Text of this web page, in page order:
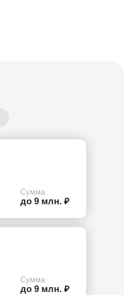
Сумма
до 9 млн. ₽
Сумма
до 9 млн. ₽